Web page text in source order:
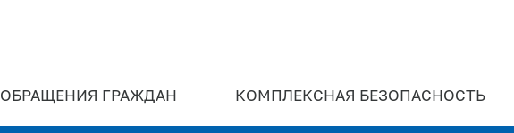
ОБРАЩЕНИЯ ГРАЖДАН КОМПЛЕКСНАЯ БЕЗОПАСНОСТЬ